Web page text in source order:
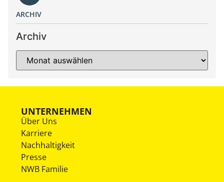
ARCHIV
Archiv
UNTERNEHMEN
Über Uns
Karriere
Nachhaltigkeit
Presse
NWB Familie